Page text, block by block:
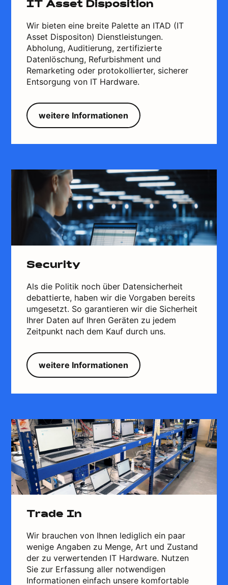
IT Asset Disposition
Wir bieten eine breite Palette an ITAD (IT
Asset Dispositon) Dienstleistungen.
Abholung, Auditierung, zertifizierte
Datenlöschung, Refurbishment und
Remarketing oder protokollierter, sicherer
Entsorgung von IT Hardware.
weitere Informationen
Security
Als die Politik noch über Datensicherheit
debattierte, haben wir die Vorgaben bereits
umgesetzt. So garantieren wir die Sicherheit
Ihrer Daten auf Ihren Geräten zu jedem
Zeitpunkt nach dem Kauf durch uns.
weitere Informationen
Trade In
Wir brauchen von Ihnen lediglich ein paar
wenige Angaben zu Menge, Art und Zustand
der zu verwertenden IT Hardware. Nutzen
Sie zur Erfassung aller notwendigen
Informationen einfach unsere komfortable